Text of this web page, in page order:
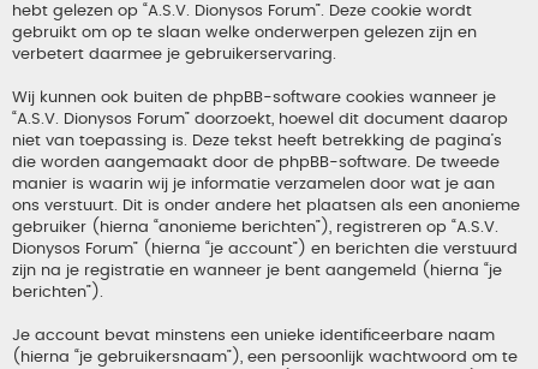
hebt gelezen op “A.S.V. Dionysos Forum”. Deze cookie wordt
gebruikt om op te slaan welke onderwerpen gelezen zijn en
verbetert daarmee je gebruikerservaring.
Wij kunnen ook buiten de phpBB-software cookies wanneer je
“A.S.V. Dionysos Forum” doorzoekt, hoewel dit document daarop
niet van toepassing is. Deze tekst heeft betrekking de pagina’s
die worden aangemaakt door de phpBB-software. De tweede
manier is waarin wij je informatie verzamelen door wat je aan
ons verstuurt. Dit is onder andere het plaatsen als een anonieme
gebruiker (hierna “anonieme berichten”), registreren op “A.S.V.
Dionysos Forum” (hierna “je account”) en berichten die verstuurd
zijn na je registratie en wanneer je bent aangemeld (hierna “je
berichten”).
Je account bevat minstens een unieke identificeerbare naam
(hierna “je gebruikersnaam”), een persoonlijk wachtwoord om te